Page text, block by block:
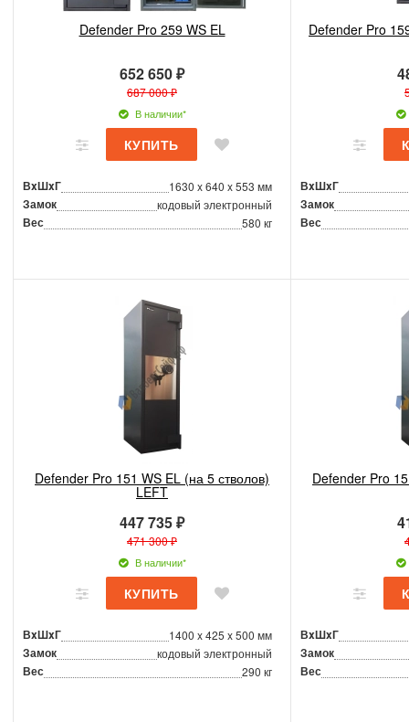
Defender Pro 259 WS EL
652 650 ₽
687 000 ₽
В наличии*
ВxШxГ 1630 x 640 x 553 мм
Замок кодовый электронный
Вес 580 кг
Defender Pro
ВxШxГ
Замок
Вес
Defender Pro 151 WS EL (на 5 стволов)
LEFT
447 735 ₽
471 300 ₽
В наличии*
ВxШxГ 1400 x 425 x 500 мм
Замок кодовый электронный
Вес 290 кг
Defender Pro
ВxШxГ
Замок
Вес